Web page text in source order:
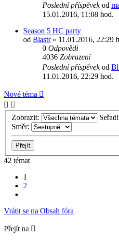
Poslední příspěvekod
15.01.2016, 11:08 hod.
Season 5 HC party
od Blastr» 11.01.2016, 22:29
0 Odpovědi
4036 Zobrazení
Poslední příspěvekod
11.01.2016, 22:29 hod.
Nové téma
Zobrazit:
Směr:
42 témat
1
2
Vrátit se na Obsah fóra
Přejít na